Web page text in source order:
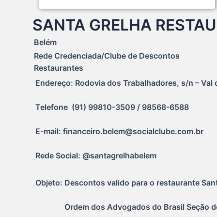
SANTA GRELHA
Belém
Rede Credenciada/Clube de Descontos
Restaurantes
Endereço: Rodovia dos Trabalhadores, s/n – Val
Telefone  (91) 99810-3509 / 98568-6588
E-mail: financeiro.belem@socialclube.com.br
Rede Social: @santagrelhabelem
Objeto: Descontos valido para o restaurante
Ordem dos Advogados do Brasil Seção